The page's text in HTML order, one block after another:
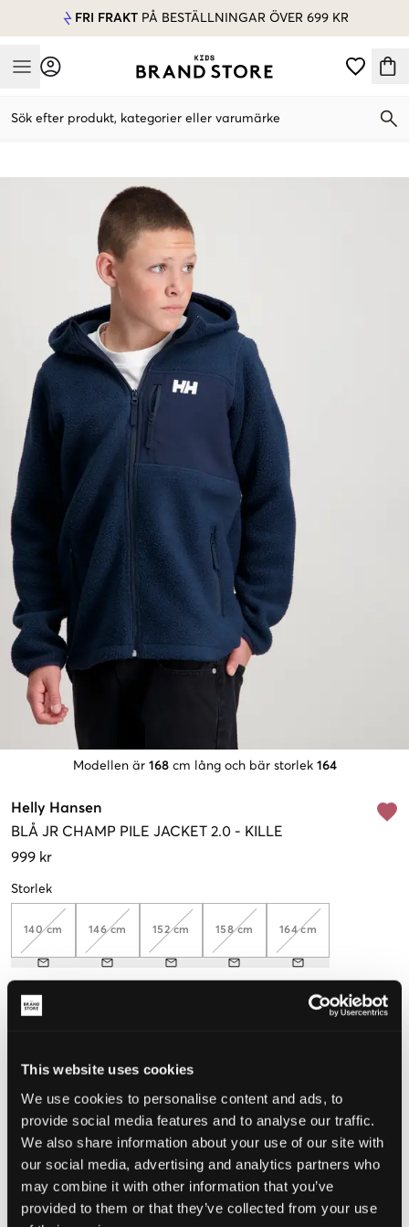
This website uses cookies
We use cookies to personalise content and ads, to
provide social media features and to analyse our traffic.
We also share information about your use of our site with
our social media, advertising and analytics partners who
may combine it with other information that you’ve
provided to them or that they’ve collected from your use
FRI FRAKT PÅ BESTÄLLNINGAR ÖVER 699 KR
Mobile Menu
Sök efter produkt, kategorier eller varumärke
Modellen är 168 cm lång och bär storlek 164
Helly Hansen
BLÅ JR CHAMP PILE JACKET 2.0 - KILLE
999 kr
Storlek
140 cm 146 cm 152 cm 158 cm 164 cm
Upplevd storlek
VÄLJ STORLEK
Fri fraktpå beställningar över 699 kr
Öppet köpi 60 dagar
Leverans2-4 vardagar